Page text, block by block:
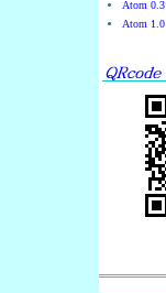
Atom 0.3
Atom 1.0